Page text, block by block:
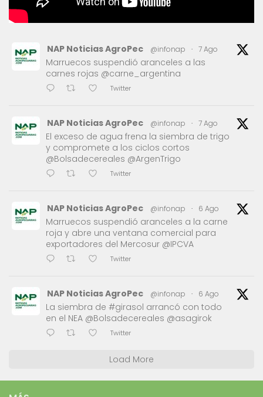
NAP Noticias AgroPec @infonap · 7 Ago
Marruecos suspendió aranceles a las
carnes rojas @carne_argentina
Twitter
NAP Noticias AgroPec @infonap · 7 Ago
El exceso de agua frena la siembra de trigo
y compromete a los ciclos cortos
@Bolsadecereales @ArgenTrigo
Twitter
NAP Noticias AgroPec @infonap · 6 Ago
Marruecos suspendió aranceles a la carne
roja y abre una ventana comercial para
exportadores del Mercosur @IPCVA
Twitter
NAP Noticias AgroPec @infonap · 6 Ago
La siembra de #girasol arrancó con todo
en el NEA @Bolsadecereales @asagirok
Twitter
Load More